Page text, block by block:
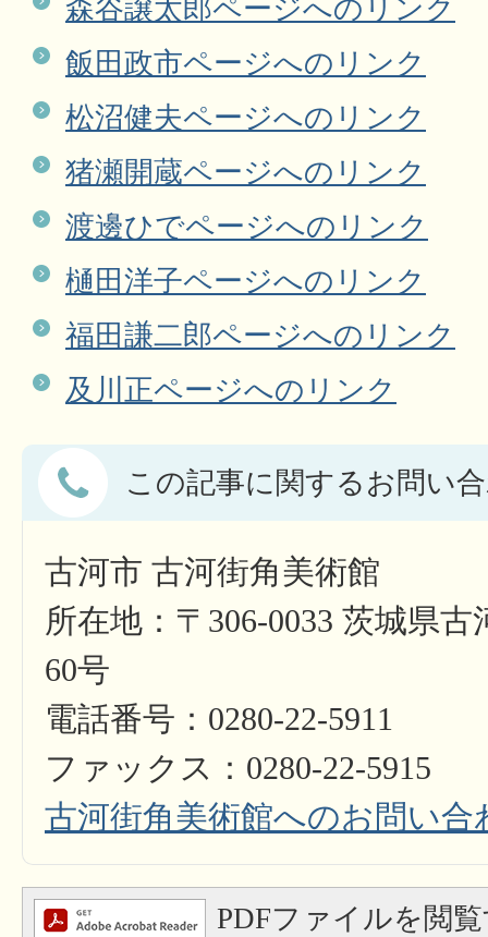
森谷譲太郎ページへのリンク
飯田政市ページへのリンク
松沼健夫ページへのリンク
猪瀬開蔵ページへのリンク
渡邊ひでページへのリンク
樋田洋子ページへのリンク
福田謙二郎ページへのリンク
及川正ページへのリンク
この記事に関するお問い
古河市 古河街角美術館
所在地：〒306-0033 茨城県
60号
電話番号：0280-22-5911
ファックス：0280-22-5915
古河街角美術館へのお問い合
PDFファイルを閲